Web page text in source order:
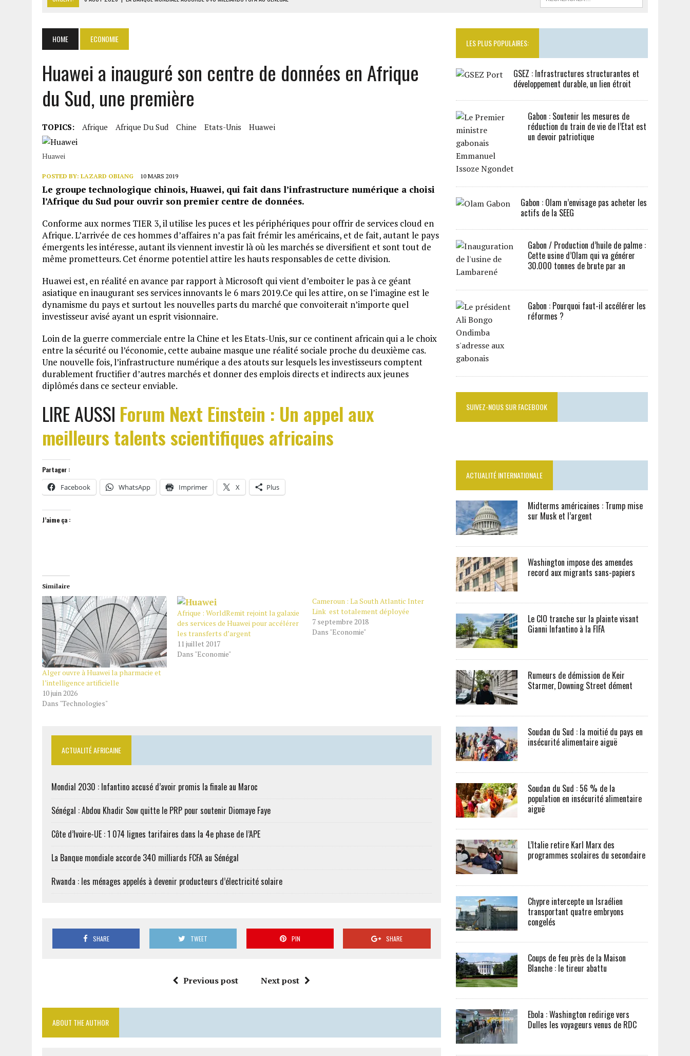
6 AOÛT 2026 | SÉNÉGAL : ABDOU KHADIR SOW QUITTE LE PRP POUR SOUTENIR DIOMAYE FAYE
| CÔTE D’IVOIRE-UE : 1 074 LIGNES TARIFAIRES DANS LA 4E PHASE DE L’APE
HOME ECONOMIE
Huawei a inauguré son centre de données en Afrique
du Sud, une première
TOPICS: Afrique Afrique Du Sud Chine Etats-Unis Huawei
Huawei
POSTED BY: LAZARD OBIANG 10 MARS 2019
Le groupe technologique chinois, Huawei, qui fait dans l’infrastructure numérique a choisi
l’Afrique du Sud pour ouvrir son premier centre de données.
Conforme aux normes TIER 3, il utilise les puces et les périphériques pour offrir de services cloud en
Afrique. L’arrivée de ces hommes d’affaires n’a pas fait frémir les américains, et de fait, autant le pays
émergents les intéresse, autant ils viennent investir là où les marchés se diversifient et sont tout de
même prometteurs. Cet énorme potentiel attire les hauts responsables de cette division.
Huawei est, en réalité en avance par rapport à Microsoft qui vient d’emboiter le pas à ce géant
asiatique en inaugurant ses services innovants le 6 mars 2019.Ce qui les attire, on se l’imagine est le
dynamisme du pays et surtout les nouvelles parts du marché que convoiterait n’importe quel
investisseur avisé ayant un esprit visionnaire.
Loin de la guerre commerciale entre la Chine et les Etats-Unis, sur ce continent africain qui a le choix
entre la sécurité ou l’économie, cette aubaine masque une réalité sociale proche du deuxième cas.
Une nouvelle fois, l’infrastructure numérique a des atouts sur lesquels les investisseurs comptent
durablement fructifier d’autres marchés et donner des emplois directs et indirects aux jeunes
diplômés dans ce secteur enviable.
LIRE AUSSI Forum Next Einstein : Un appel aux
meilleurs talents scientifiques africains
Partager :
Facebook WhatsApp Imprimer X Plus
J’aime ça :
Similaire
Alger ouvre à Huawei la pharmacie et
l’intelligence artificielle
10 juin 2026
Dans "Technologies"
Afrique : WorldRemit rejoint la galaxie
des services de Huawei pour accélérer
les transferts d’argent
11 juillet 2017
Dans "Economie"
Cameroun : La South Atlantic Inter
Link est totalement déployée
7 septembre 2018
Dans "Economie"
ACTUALITÉ AFRICAINE
Mondial 2030 : Infantino accusé d’avoir promis la finale au Maroc
Sénégal : Abdou Khadir Sow quitte le PRP pour soutenir Diomaye Faye
Côte d’Ivoire-UE : 1 074 lignes tarifaires dans la 4e phase de l’APE
La Banque mondiale accorde 340 milliards FCFA au Sénégal
Rwanda : les ménages appelés à devenir producteurs d’électricité solaire
SHARE TWEET PIN SHARE
Previous post Next post
ABOUT THE AUTHOR
LES PLUS POPULAIRES:
GSEZ : Infrastructures structurantes et
développement durable, un lien étroit
Gabon : Soutenir les mesures de
réduction du train de vie de l’Etat est
un devoir patriotique
Gabon : Olam n’envisage pas acheter les
actifs de la SEEG
Gabon / Production d’huile de palme :
Cette usine d’Olam qui va générer
30.000 tonnes de brute par an
Gabon : Pourquoi faut-il accélérer les
réformes ?
SUIVEZ-NOUS SUR FACEBOOK
ACTUALITÉ INTERNATIONALE
Midterms américaines : Trump mise
sur Musk et l’argent
Washington impose des amendes
record aux migrants sans-papiers
Le CIO tranche sur la plainte visant
Gianni Infantino à la FIFA
Rumeurs de démission de Keir
Starmer, Downing Street dément
Soudan du Sud : la moitié du pays en
insécurité alimentaire aiguë
Soudan du Sud : 56 % de la
population en insécurité alimentaire
aiguë
L’Italie retire Karl Marx des
programmes scolaires du secondaire
Chypre intercepte un Israélien
transportant quatre embryons
congelés
Coups de feu près de la Maison
Blanche : le tireur abattu
Ebola : Washington redirige vers
Dulles les voyageurs venus de RDC